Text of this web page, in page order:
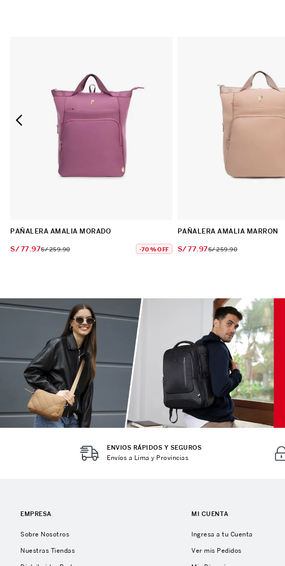
PAÑALERA AMALIA MORADO
S/77 97S/259.90 -70 %OFF
PAÑALERA AMALIA MARRON
S/77 97S/259.90
ENVIOS RÁPIDOS Y SEGUROS
Envíos a Lima y Provincias
EMPRESA
Sobre Nosotros
Nuestras Tiendas
MI CUENTA
Ingresa a tu Cuenta
Ver mis Pedidos